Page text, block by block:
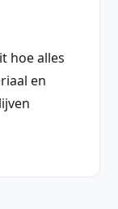
hoe alles
en